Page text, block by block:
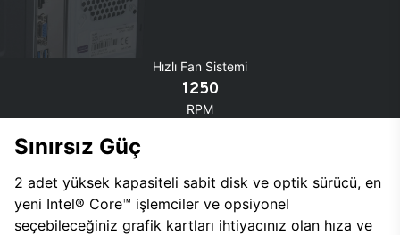
Hızlı Fan Sistemi
1250
RPM
Sınırsız Güç
2 adet yüksek kapasiteli sabit disk ve optik sürücü, en
yeni Intel® Core™ işlemciler ve opsiyonel
seçebileceğiniz grafik kartları ihtiyacınız olan hıza ve